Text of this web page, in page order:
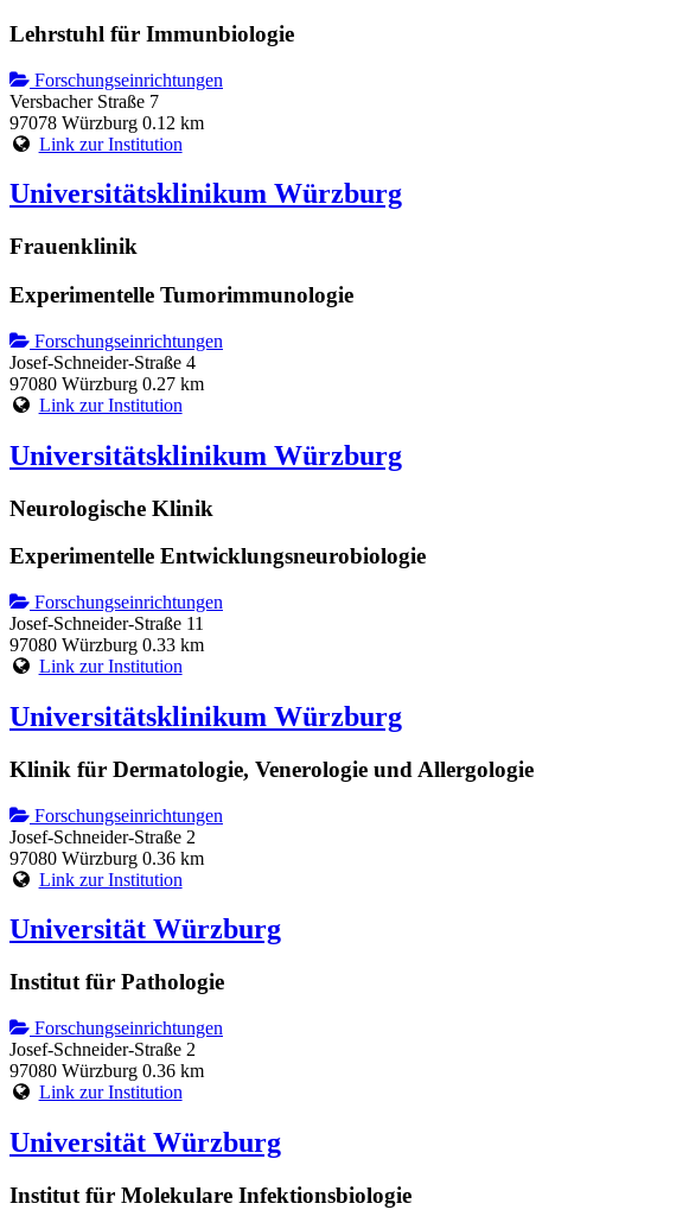
Lehrstuhl für Immunbiologie
Forschungseinrichtungen
Versbacher Straße 7
97078 Würzburg 0.12 km
Link zur Institution
Universitätsklinikum Würzburg
Frauenklinik
Experimentelle Tumorimmunologie
Forschungseinrichtungen
Josef-Schneider-Straße 4
97080 Würzburg 0.27 km
Link zur Institution
Universitätsklinikum Würzburg
Neurologische Klinik
Experimentelle Entwicklungsneurobiologie
Forschungseinrichtungen
Josef-Schneider-Straße 11
97080 Würzburg 0.33 km
Link zur Institution
Universitätsklinikum Würzburg
Klinik für Dermatologie, Venerologie und Allergologie
Forschungseinrichtungen
Josef-Schneider-Straße 2
97080 Würzburg 0.36 km
Link zur Institution
Universität Würzburg
Institut für Pathologie
Forschungseinrichtungen
Josef-Schneider-Straße 2
97080 Würzburg 0.36 km
Link zur Institution
Universität Würzburg
Institut für Molekulare Infektionsbiologie